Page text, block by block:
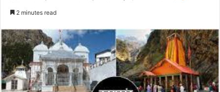
2 minutes read